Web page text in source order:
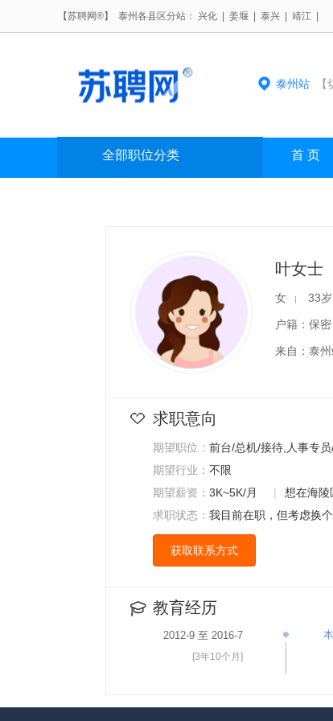
【苏聘网®】 泰州各县区分站： 兴化 姜堰 泰兴 靖江
泰州站【
全部职位分类 首 页
叶女士
女 | 33岁
户籍：保密
来自：泰
求职意向
期望职位： 前台/总机/接待,人事专
期望行业： 不限
期望薪资： 3K~5K/月 |
想在海陵
求职状态： 我目前在职，但考虑换
获取联系方式
教育经历
2012-9 至 2016-7
[3年10个月]